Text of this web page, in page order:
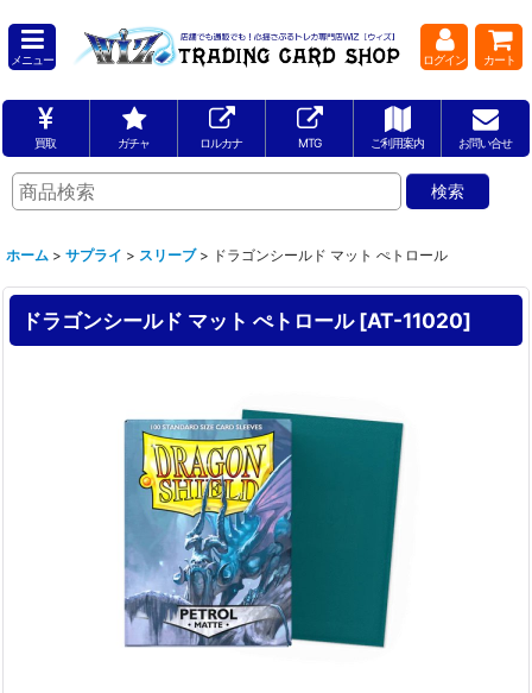
メニュー ログイン カート
買取 ガチャ ロルカナ MTG ご利用案内 お問い合せ
ホーム > サプライ > スリーブ > ドラゴンシールド マット ぺトロール
ドラゴンシールド マット ぺトロール [AT-11020]